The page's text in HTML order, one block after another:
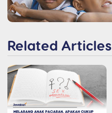
Related Articles